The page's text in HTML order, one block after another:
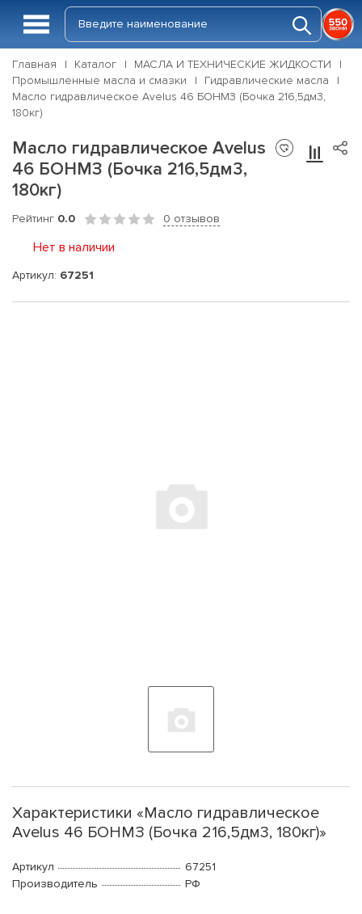
Главная Каталог
МАСЛА И ТЕХНИЧЕСКИЕ ЖИДКОСТИ
Промышленные масла и смазки
Гидравлические масла
Масло гидравлическое Avelus 46 БОНМЗ (Бочка 216,5дм3,
180кг)
Масло гидравлическое Avelus
46 БОНМЗ (Бочка 216,5дм3,
180кг)
Рейтинг 0.0 0 отзывов
Нет в наличии
Артикул: 67251
Характеристики «Масло гидравлическое
Avelus 46 БОНМЗ (Бочка 216,5дм3, 180кг)»
Артикул
67251
Производитель
РФ